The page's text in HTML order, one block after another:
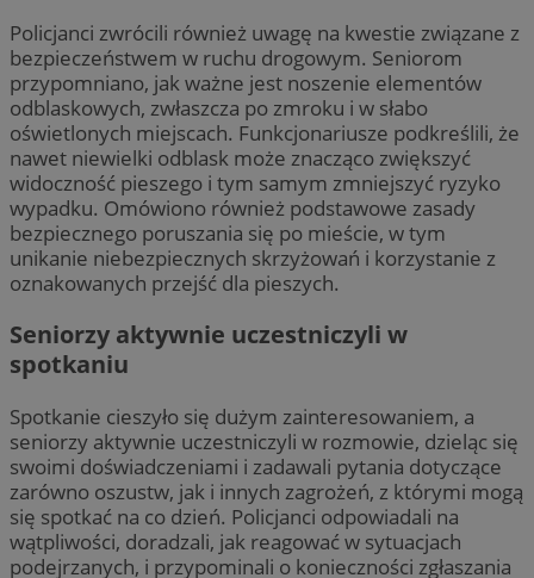
Policjanci zwrócili również uwagę na kwestie związane z
bezpieczeństwem w ruchu drogowym. Seniorom
przypomniano, jak ważne jest noszenie elementów
odblaskowych, zwłaszcza po zmroku i w słabo
oświetlonych miejscach. Funkcjonariusze podkreślili, że
nawet niewielki odblask może znacząco zwiększyć
widoczność pieszego i tym samym zmniejszyć ryzyko
wypadku. Omówiono również podstawowe zasady
bezpiecznego poruszania się po mieście, w tym
unikanie niebezpiecznych skrzyżowań i korzystanie z
oznakowanych przejść dla pieszych.
Seniorzy aktywnie uczestniczyli w
spotkaniu
Spotkanie cieszyło się dużym zainteresowaniem, a
seniorzy aktywnie uczestniczyli w rozmowie, dzieląc się
swoimi doświadczeniami i zadawali pytania dotyczące
zarówno oszustw, jak i innych zagrożeń, z którymi mogą
się spotkać na co dzień. Policjanci odpowiadali na
wątpliwości, doradzali, jak reagować w sytuacjach
podejrzanych, i przypominali o konieczności zgłaszania